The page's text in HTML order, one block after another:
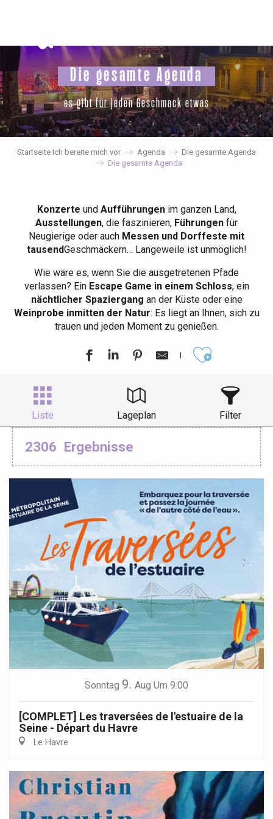
principal
Die gesamte Agenda
es gibt für jeden Geschmack etwas
Startseite Ich bereite mich vor Agenda
Die gesamte Agenda
Die gesamte Agenda
Konzerte und Aufführungenim ganzen Land,
Ausstellungen, die faszinieren, Führungen für
Neugierige oder auch Messen und Dorffeste mit
tausendGeschmäckern… Langeweile ist unmöglich!
Wie wäre es, wenn Sie die ausgetretenen Pfade
verlassen? EinEscape Game in einem Schloss, ein
nächtlicher Spaziergang an der Küste oder eine
Weinprobe inmitten der Natur: Es liegt an Ihnen, sich zu
trauen und jeden Moment zu genießen.
Liste Lageplan Filter
2306 Ergebnisse
Sonntag 9. Aug Um 9:00
[COMPLET] Les traversées de l'estuaire de la
Seine - Départ du Havre
Le Havre